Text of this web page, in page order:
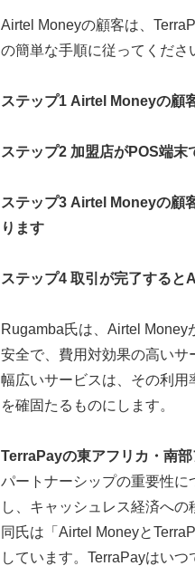
Airtel Moneyの顧客は、
の簡単な手順に従ってくださ
ステップ1 Airtel Moneyの顧
ステップ2加盟店がPOS端末
ステップ3 Airtel Moneyの顧
ります
ステップ4取引が完了すると
Rugamba氏は、Airtel Money
安全で、費用対効果の高い
幅広いサービスは、その利
を確固たるものにします。
TerraPayの東アフリカ・南
パートナーシップの重要性
し、キャッシュレス経済へ
同氏は「Airtel Moneyと
しています。TerraPayはい